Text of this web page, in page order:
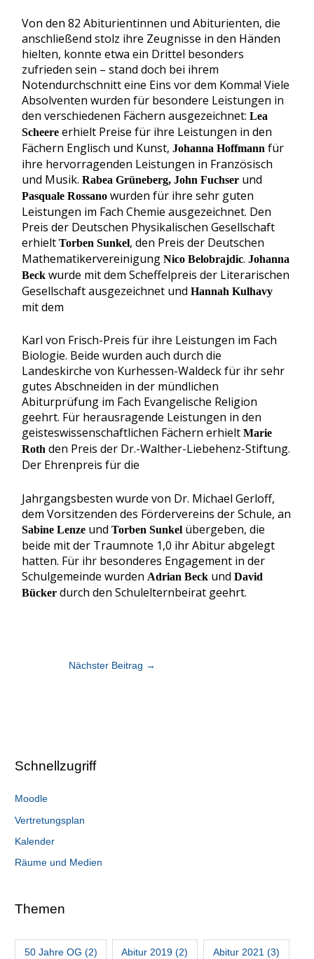
Von den 82 Abiturientinnen und Abiturienten, die
anschließend stolz ihre Zeugnisse in den Händen
hielten, konnte etwa ein Drittel besonders
zufrieden sein – stand doch bei ihrem
Notendurchschnitt eine Eins vor dem Komma! Viele
Absolventen wurden für besondere Leistungen in
den verschiedenen Fächern ausgezeichnet:Lea
Scheere erhielt Preise für ihre Leistungen in den
Fächern Englisch und Kunst,Johanna Hoffmann für
ihre hervorragenden Leistungen in Französisch
und Musik.Rabea Grüneberg, John Fuchser und
Pasquale Rossano wurden für ihre sehr guten
Leistungen im Fach Chemie ausgezeichnet. Den
Preis der Deutschen Physikalischen Gesellschaft
erhieltTorben Sunkel, den Preis der Deutschen
MathematikervereinigungNico Belobrajdic.Johanna
Beck wurde mit dem Scheffelpreis der Literarischen
Gesellschaft ausgezeichnet undHannah Kulhavy
mit dem
Karl von Frisch-Preis für ihre Leistungen im Fach
Biologie. Beide wurden auch durch die
Landeskirche von Kurhessen-Waldeck für ihr sehr
gutes Abschneiden in der mündlichen
Abiturprüfung im Fach Evangelische Religion
geehrt. Für herausragende Leistungen in den
geisteswissenschaftlichen Fächern erhieltMarie
Roth den Preis der Dr.-Walther-Liebehenz-Stiftung.
Der Ehrenpreis für die
Jahrgangsbesten wurde von Dr. Michael Gerloff,
dem Vorsitzenden des Fördervereins der Schule, an
Sabine Lenze undTorben Sunkel übergeben, die
beide mit der Traumnote 1,0 ihr Abitur abgelegt
hatten. Für ihr besonderes Engagement in der
Schulgemeinde wurdenAdrian Beck undDavid
Bücker durch den Schulelternbeirat geehrt.
Nächster Beitrag →
Schnellzugriff
Moodle
Vertretungsplan
Kalender
Räume und Medien
Themen
50 Jahre OG (2) Abitur 2019 (2) Abitur 2021 (3)